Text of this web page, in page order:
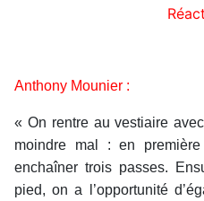
Anthony Mounier :
« On rentre au vestiaire
moindre mal : en
enchaîner trois passes.
pied, on a l’opportunité